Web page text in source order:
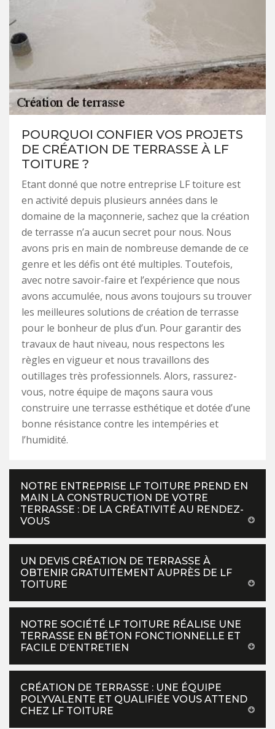
POURQUOI CONFIER VOS PROJETS
DE CRÉATION DE TERRASSE À LF
TOITURE ?
Etant donné que notre entreprise LF toiture est
en activité depuis plusieurs années dans le
domaine de la maçonnerie, sachez que la création
de terrasse n’a aucun secret pour nous. Nous
avons pris en main de nombreuse demande de ce
genre et les défis ont été multiples. Toutefois,
avec notre savoir-faire et l’expérience que nous
avons accumulée, nous avons toujours su trouver
les meilleures solutions de création de terrasse
pour le bonheur de plus d’un. Pour garantir des
travaux de haut niveau, nous respectons les
règles en vigueur et nous travaillons des
outillages très professionnels. Alors, rassurez-
vous, notre équipe de maçons saura vous
construire une terrasse esthétique et dotée d’une
bonne résistance contre les intempéries et
l’humidité.
NOTRE ENTREPRISE LF TOITURE PREND EN
MAIN LA CONSTRUCTION DE VOTRE
TERRASSE : DE LA CRÉATIVITÉ AU RENDEZ-
VOUS
UN DEVIS CRÉATION DE TERRASSE À
OBTENIR GRATUITEMENT AUPRÈS DE LF
TOITURE
NOTRE SOCIÉTÉ LF TOITURE RÉALISE UNE
TERRASSE EN BÉTON FONCTIONNELLE ET
FACILE D’ENTRETIEN
CRÉATION DE TERRASSE : UNE ÉQUIPE
POLYVALENTE ET QUALIFIÉE VOUS ATTEND
CHEZ LF TOITURE